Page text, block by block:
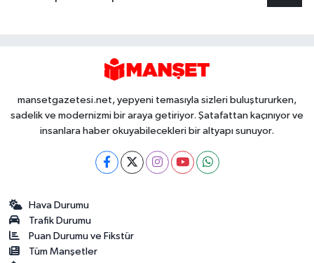
mansetgazetesi.net, yepyeni temasıyla sizleri buluştururken,
sadelik ve modernizmi bir araya getiriyor. Şatafattan kaçınıyor ve
insanlara haber okuyabilecekleri bir altyapı sunuyor.
Hava Durumu
Trafik Durumu
Puan Durumu ve Fikstür
Tüm Manşetler